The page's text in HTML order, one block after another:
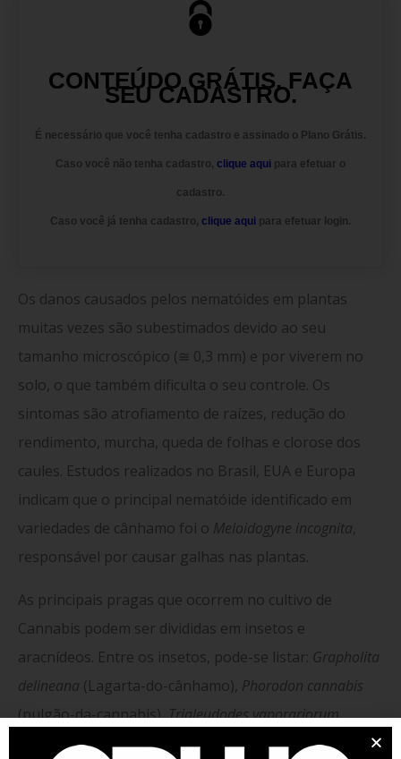
CONTEÚDO GRÁTIS. FAÇA
SEU CADASTRO.
É necessário que você tenha cadastro e assinado o Plano Grátis.
Caso você não tenha cadastro, clique aqui para efetuar o
cadastro.
Caso você já tenha cadastro, clique aqui para efetuar login.
Os danos causados pelos nematóides em plantas
muitas vezes são subestimados devido ao seu
tamanho microscópico (≅ 0,3 mm) e por viverem no
solo, o que também dificulta o seu controle. Os
sintomas são atrofiamento de raízes, redução do
rendimento, murcha, queda de folhas e clorose dos
caules. Estudos realizados no Brasil, EUA e Europa
indicam que o principal nematóide identificado em
variedades de cânhamo foi o Meloidogyne incognita
responsável por causar galhas nas plantas.
As principais pragas que ocorrem no cultivo de
Cannabis podem ser divididas em insetos e
aracnídeos. Entre os insetos, pode-se listar: Grapholita
delineana (Lagarta-do-cânhamo), Phorodon cannabis
(pulgão-da-cannabis),Trialeudodes vaporariorum
(mosca-branca-de-estufa),Thrips tabaci(tripes). Já o